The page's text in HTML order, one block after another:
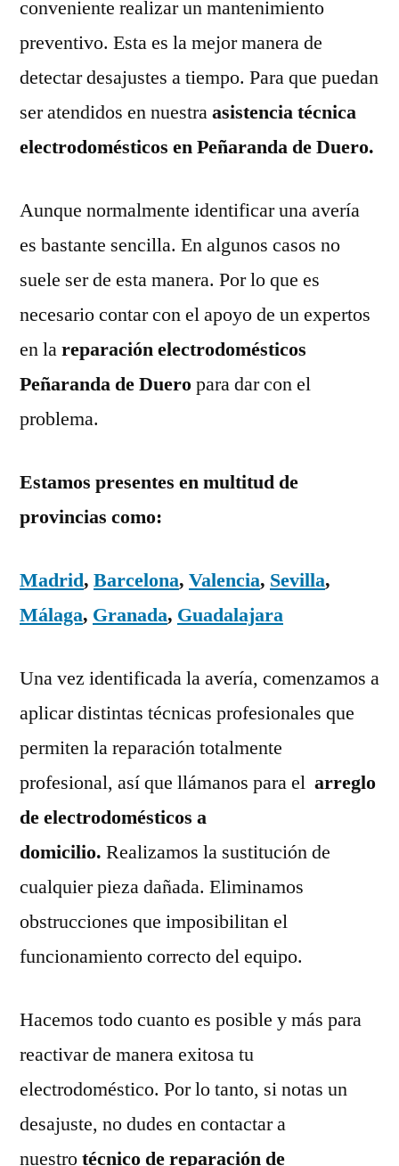
conveniente realizar un mantenimiento
preventivo. Esta es la mejor manera de
detectar desajustes a tiempo. Para que puedan
ser atendidos en nuestraasistencia técnica
electrodomésticos en Peñaranda de Duero.
Aunque normalmente identificar una avería
es bastante sencilla. En algunos casos no
suele ser de esta manera. Por lo que es
necesario contar con el apoyo de un expertos
en lareparación electrodomésticos
Peñaranda de Dueropara dar con el
problema.
Estamos presentes en multitud de
provincias como:
Madrid, Barcelona, Valencia, Sevilla,
Málaga, Granada, Guadalajara
Una vez identificada la avería, comenzamos a
aplicar distintas técnicas profesionales que
permiten la reparación totalmente
profesional, así que llámanos para el arreglo
de electrodomésticos a
domicilio. Realizamos la sustitución de
cualquier pieza dañada. Eliminamos
obstrucciones que imposibilitan el
funcionamiento correcto del equipo.
Hacemos todo cuanto es posible y más para
reactivar de manera exitosa tu
electrodoméstico. Por lo tanto, si notas un
desajuste, no dudes en contactar a
nuestrotécnico de reparación de